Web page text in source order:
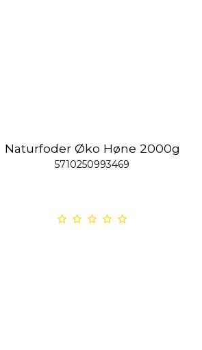
Naturfoder Øko Høne 2000g
5710250993469